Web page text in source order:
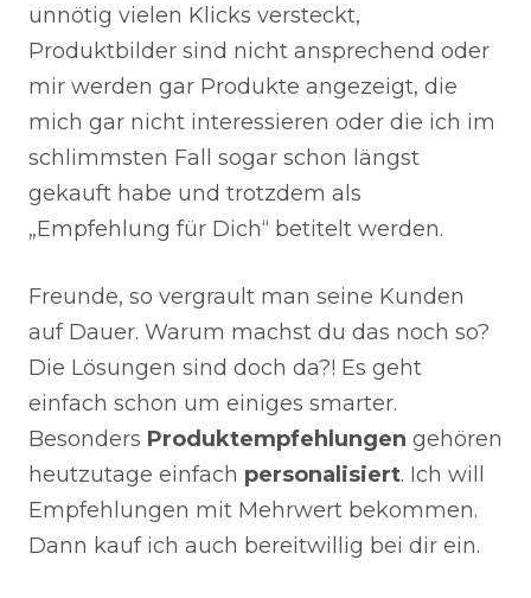
unnötig vielen Klicks versteckt,
Produktbilder sind nicht ansprechend oder
mir werden gar Produkte angezeigt, die
mich gar nicht interessieren oder die ich im
schlimmsten Fall sogar schon längst
gekauft habe und trotzdem als
„Empfehlung für Dich“ betitelt werden.
Freunde, so vergrault man seine Kunden
auf Dauer. Warum machst du das noch so?
Die Lösungen sind doch da?! Es geht
einfach schon um einiges smarter.
Besonders Produktempfehlungen gehören
heutzutage einfach personalisiert. Ich will
Empfehlungen mit Mehrwert bekommen.
Dann kauf ich auch bereitwillig bei dir ein.